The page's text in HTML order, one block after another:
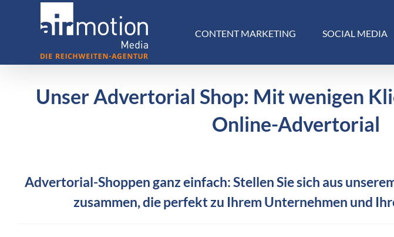
CONTENT MARKETING SOCIAL MEDIA
Unser Advertorial Shop: Mit wenigen
Online-Advertorial
Advertorial-Shoppen ganz einfach: Stellen Sie sich aus
zusammen, die perfekt zu Ihrem Unternehmen und